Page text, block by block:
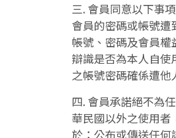
三. 會員同意以下事項
會員的密碼或帳號
帳號、密碼及會員
辯識是否為本人自使
之帳號密碼確係遭他
四. 會員承諾絕不為
華民國以外之使用
於：公布或傳送任